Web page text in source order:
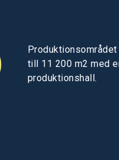
till 11 200 m2 med
produktionshall.